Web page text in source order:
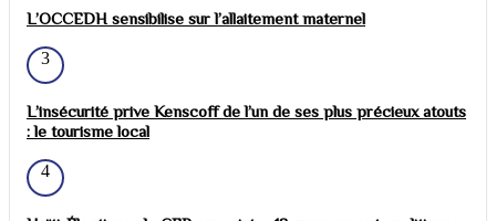
L’OCCEDH sensibilise sur l’allaitement maternel
3
L’insécurité prive Kenscoff de l’un de ses plus précieux atouts
: le tourisme local
4